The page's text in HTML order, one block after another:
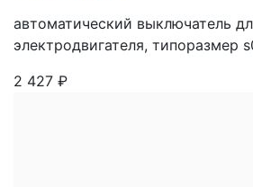
автоматический выключатель
электродвигателя, типоразмер
2 427 ₽